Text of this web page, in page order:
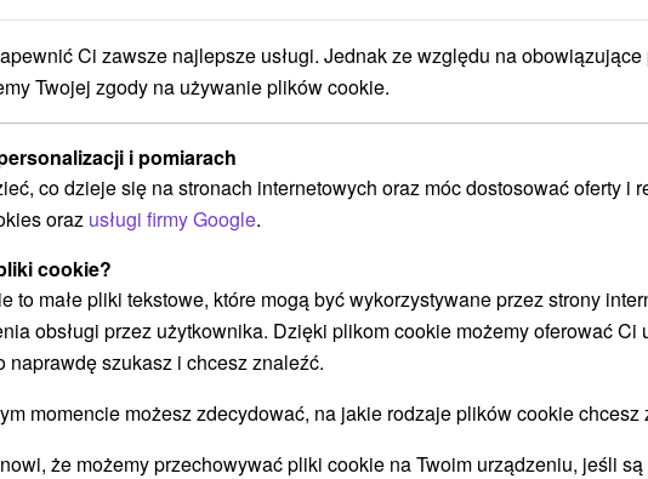
jedení najlepších halušiek na svete....
Ci zawsze najlepsze usługi. Jednak ze względu na obowiązujące
Twojej zgody na używanie plików cookie.
i pomiarach
co dzieje się na stronach internetowych oraz móc dostosować oferty i
oraz usługi firmy Google.
cookie?
to małe pliki tekstowe, które mogą być wykorzystywane przez strony
obsługi przez użytkownika. Dzięki plikom cookie możemy oferować Ci
naprawdę szukasz i chcesz znaleźć.
momencie możesz zdecydować, na jakie rodzaje plików cookie chcesz
że możemy przechowywać pliki cookie na Twoim urządzeniu, jeśli